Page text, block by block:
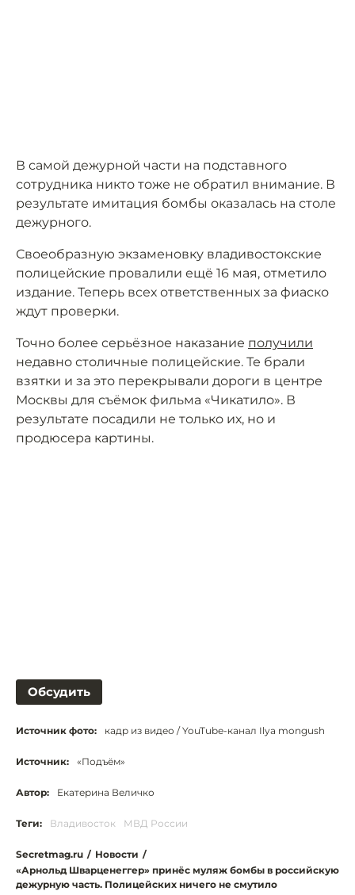
В самой дежурной части на подставного
сотрудника никто тоже не обратил внимание. В
результате имитация бомбы оказалась на столе
дежурного.
Своеобразную экзаменовку владивостокские
полицейские провалили ещё 16 мая, отметило
издание. Теперь всех ответственных за фиаско
ждут проверки.
Точно более серьёзное наказание получили
недавно столичные полицейские. Те брали
взятки и за это перекрывали дороги в центре
Москвы для съёмок фильма «Чикатило». В
результате посадили не только их, но и
продюсера картины.
Обсудить
Источник фото: кадр из видео / YouTube-канал Ilya mongush
Источник: «Подъём»
Автор: Екатерина Величко
Теги: Владивосток МВД России
Secretmag.ru / Новости /
«Арнольд Шварценеггер» принёс муляж бомбы в российскую
дежурную часть. Полицейских ничего не смутило